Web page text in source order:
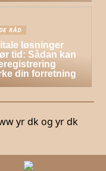
RÅD
løsninger
tid: Sådan kan
din forretning
yr dk og yr dk